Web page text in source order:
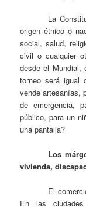
La
origen étnico o
social, salud,
civil o cualquier
desde el Mundial,
torneo será igual
vende artesanías,
de emergencia,
público, para un
una pantalla?
Los
vivienda,
El
En las